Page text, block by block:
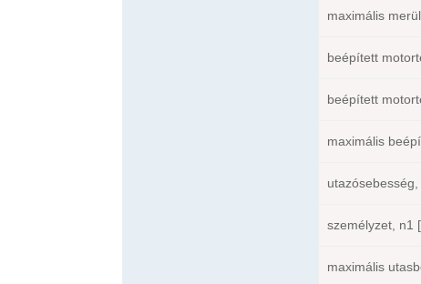
maximális
beépített
beépített
maximális
személyzet, n1
maximális